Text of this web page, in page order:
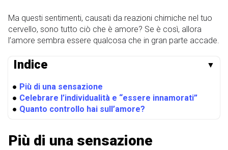
Ma questi sentimenti, causati da reazioni chimiche nel tuo
cervello, sono tutto ciò che è amore? Se è così, allora
l’amore sembra essere qualcosa che in gran parte accade.
Indice ▼
● Più di una sensazione
● Celebrare l’individualità e “essere innamorati”
● Quanto controllo hai sull’amore?
Più di una sensazione